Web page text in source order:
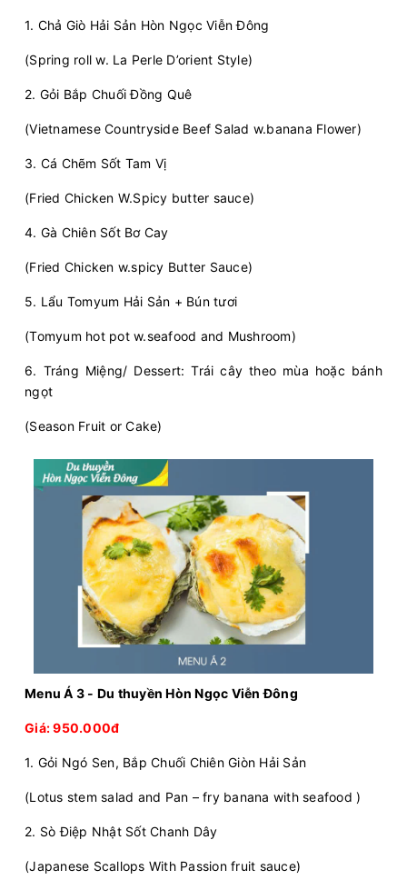
1. Chả Giò Hải Sản Hòn Ngọc Viễn Đông
(Spring roll w. La Perle D’orient Style)
2. Gỏi Bắp Chuối Đồng Quê
(Vietnamese Countryside Beef Salad w.banana Flower)
3. Cá Chẽm Sốt Tam Vị
(Fried Chicken W.Spicy butter sauce)
4. Gà Chiên Sốt Bơ Cay
(Fried Chicken w.spicy Butter Sauce)
5. Lẩu Tomyum Hải Sản + Bún tươi
(Tomyum hot pot w.seafood and Mushroom)
6. Tráng Miệng/ Dessert: Trái cây theo mùa hoặc bánh
ngọt
(Season Fruit or Cake)
Menu Á 3 - Du thuyền Hòn Ngọc Viễn Đông
Giá: 950.000đ
1. Gỏi Ngó Sen, Bắp Chuối Chiên Giòn Hải Sản
(Lotus stem salad and Pan – fry banana with seafood )
2. Sò Điệp Nhật Sốt Chanh Dây
(Japanese Scallops With Passion fruit sauce)